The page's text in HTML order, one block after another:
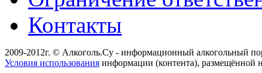
Контакты
2009-2012г. © Алкоголь.Су - информационный алкогольный
Условия использования информации (контента), размещённой